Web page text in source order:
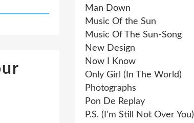
Man Down
Music Of the Sun
Music Of The Sun-Song
New Design
Now I Know
Only Girl (In The World)
Photographs
Pon De Replay
P.S. (I'm Still Not Over You)